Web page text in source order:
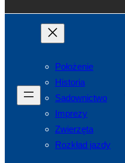
Położenie
Historia
Sadownictwo
Imprezy
Zwierzęta
Rozkład jazdy